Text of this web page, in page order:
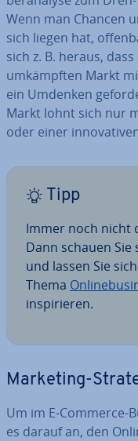
Wenn man Chancen
sich liegen hat,
sich z. B. heraus,
um­kämpf­ten Markt
ein Umdenken
Markt lohnt sich nur
oder einer
Tipp
Immer noch nicht
Dann schauen
und lassen Sie
Thema
in­spi­rie­ren.
Marketing-
Um im E-Commerce-
es darauf an, den